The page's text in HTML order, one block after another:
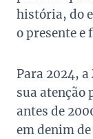
história, do
o presente e
Para 2024, a
sua atenção
antes de
em denim